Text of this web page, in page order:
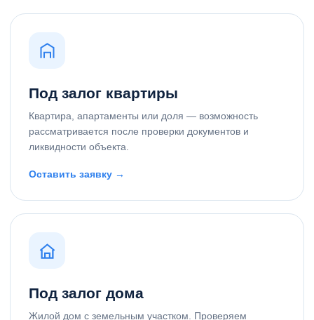
Под залог квартиры
Квартира, апартаменты или доля — возможность
рассматривается после проверки документов и
ликвидности объекта.
Оставить заявку →
Под залог дома
Жилой дом с земельным участком. Проверяем